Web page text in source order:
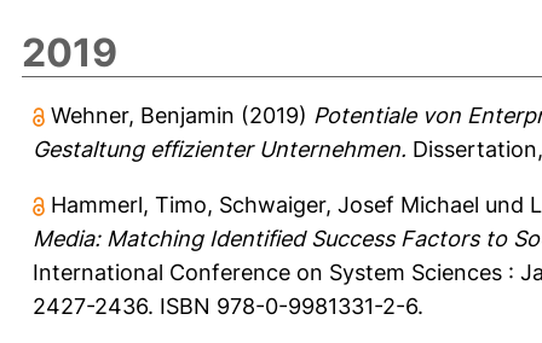
2019
Wehner, Benjamin (2019) Potentiale von
Gestaltung effizienter Unternehmen.
Hammerl, Timo, Schwaiger, Josef Michael und
Media: Matching Identified Success Factors to
International Conference on System Sciences :
2427-2436. ISBN 978-0-9981331-2-6.